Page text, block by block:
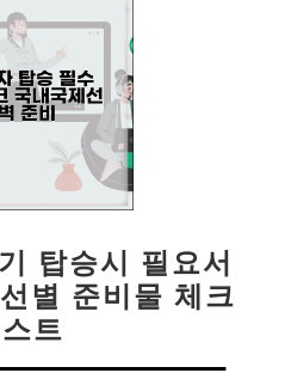
탑승시 필요서
별 준비물 체크
트